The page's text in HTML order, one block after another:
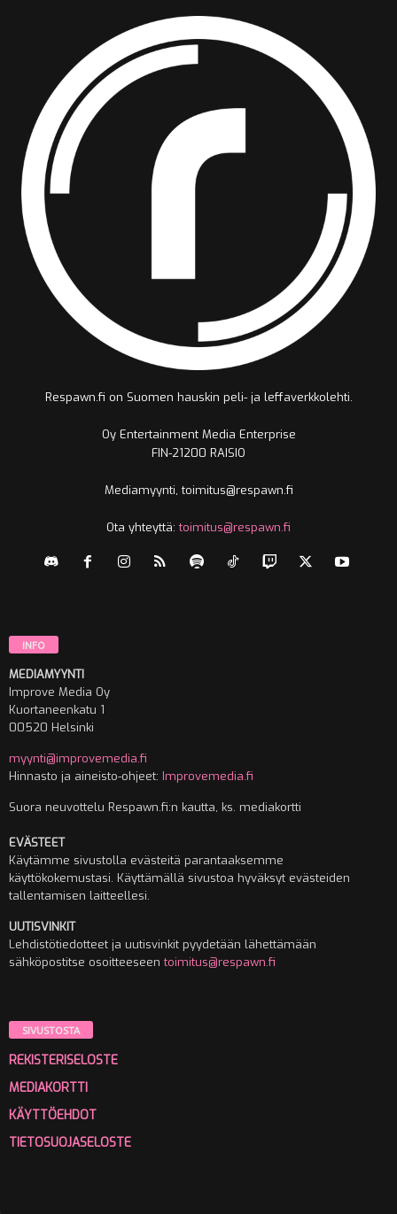
Respawn.fi on Suomen hauskin peli- ja leffaverkkolehti.
Oy Entertainment Media Enterprise
FIN-21200 RAISIO
Mediamyynti, toimitus@respawn.fi
Ota yhteyttä:toimitus@respawn.fi
INFO
MEDIAMYYNTI
Improve Media Oy
Kuortaneenkatu 1
00520 Helsinki
myynti@improvemedia.fi
Hinnasto ja aineisto-ohjeet: Improvemedia.fi
Suora neuvottelu Respawn.fi:n kautta, ks. mediakortti
EVÄSTEET
Käytämme sivustolla evästeitä parantaaksemme
käyttökokemustasi. Käyttämällä sivustoa hyväksyt evästeiden
tallentamisen laitteellesi.
UUTISVINKIT
Lehdistötiedotteet ja uutisvinkit pyydetään lähettämään
sähköpostitse osoitteeseentoimitus@respawn.fi
SIVUSTOSTA
REKISTERISELOSTE
MEDIAKORTTI
KÄYTTÖEHDOT
TIETOSUOJASELOSTE